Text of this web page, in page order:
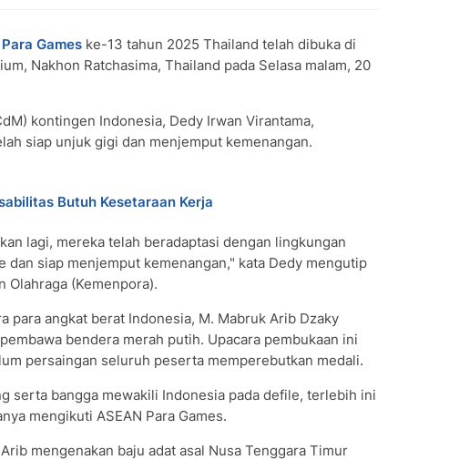
Games ke-13 tahun 2025 Thailand telah dibuka di
Nakhon Ratchasima, Thailand pada Selasa malam, 20
kontingen Indonesia, Dedy Irwan Virantama,
siap unjuk gigi dan menjemput kemenangan.
Butuh Kesetaraan Kerja
lagi, mereka telah beradaptasi dengan lingkungan
dan siap menjemput kemenangan," kata Dedy mengutip
Olahraga (Kemenpora).
para angkat berat Indonesia, M. Mabruk Arib Dzaky
bendera merah putih. Upacara pembukaan ini
persaingan seluruh peserta memperebutkan medali.
serta bangga mewakili Indonesia pada defile, terlebih ini
mengikuti ASEAN Para Games.
mengenakan baju adat asal Nusa Tenggara Timur